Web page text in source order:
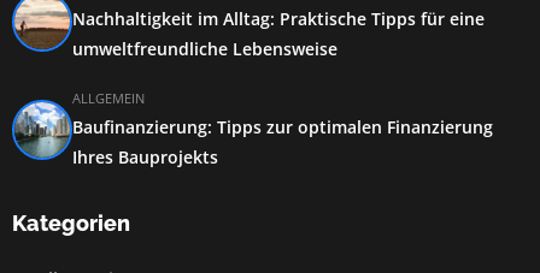
Nachhaltigkeit im Alltag: Praktische Tipps für eine
umweltfreundliche Lebensweise
ALLGEMEIN
Baufinanzierung: Tipps zur optimalen Finanzierung
Ihres Bauprojekts
Kategorien